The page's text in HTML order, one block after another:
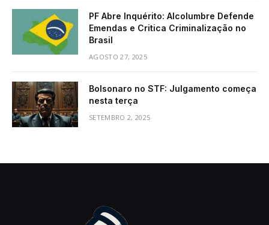
PF Abre Inquérito: Alcolumbre Defende
Emendas e Critica Criminalização no
Brasil
AGOSTO 27, 2025
Bolsonaro no STF: Julgamento começa
nesta terça
SETEMBRO 2, 2025